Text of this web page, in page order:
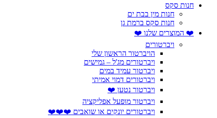
חנות סקס
חנות מין בבת ים
חנות סקס ברמת גן
❤️ המוצרים שלנו ❤️
ויברטורים
הויברטור הראשון שלי
ויברטורים מג'ל – גמישים
ויברטור עמיד במים
ויברטורים דמוי אמיתי
ויברטור נטען ❤️
ויברטור מופעל אפליקציה
ויברטורים יונקים או שואבים ❤️❤️❤️